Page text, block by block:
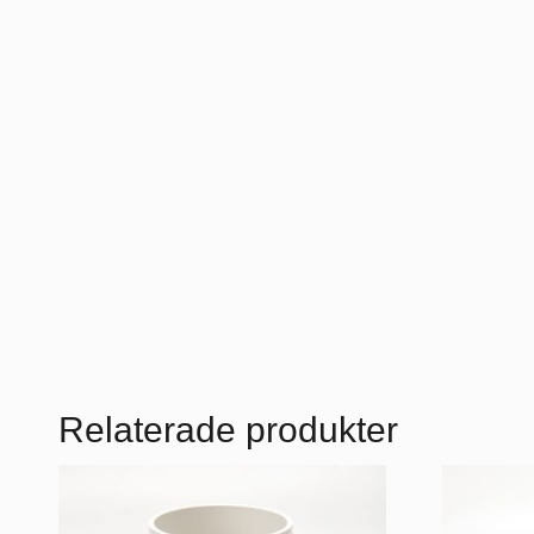
Relaterade produkter